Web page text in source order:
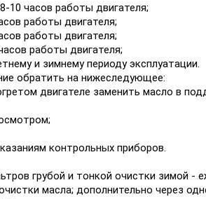
10 часов работы двигателя;
работы двигателя;
работы двигателя;
работы двигателя;
и зимнему периоду эксплуатации.
обратить на нижеследующее:
двигателе заменить масло в
контрольных приборов.
грубой и тонкой очистки зимой
масла; дополнительно через